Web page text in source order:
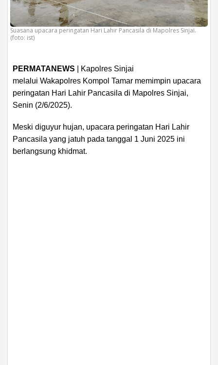
Suasana upacara peringatan Hari Lahir Pancasila di Mapolres Sinjai.
(foto: ist)
PERMATANEWS | Kapolres Sinjai
melalui Wakapolres Kompol Tamar memimpin upacara
peringatan Hari Lahir Pancasila di Mapolres Sinjai,
Senin (2/6/2025).
Meski diguyur hujan, upacara peringatan Hari Lahir
Pancasila yang jatuh pada tanggal 1 Juni 2025 ini
berlangsung khidmat.